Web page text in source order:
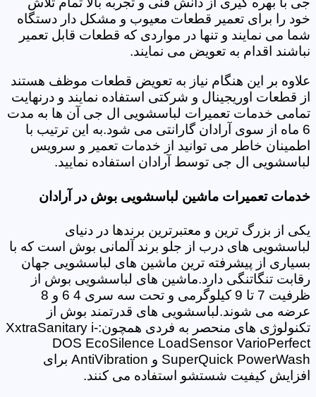
خود را برای تعمیر قطعات معیوب و مشکل دار دستگاه
شما می نمایند و تنها در مواردی که قطعات قابل تعمیر
نباشند اقدام به تعویض می نمایند.
علاوه بر این هنگام نیاز به تعویض قطعات موظف هستند
از قطعات اوریجینال و شرکتی استفاده نمایند و درنهایت
تمامی خدمات تعمیرات لباسشویی ال جی آن ها به مدت
6 ماه از سوی آرادان گارانتی می شود.به این ترتیب با
اطمینان خاطر می توانید از خدمات تعمیر و سرویس
لباسشویی ال جی توسط آرادان استفاده نمایید.
خدمات تعمیرات ماشین لباسشویی بوش در آرادان
یکی از بزرگ ترین و معتبرترین برندها در دنیای
لباسشویی های درب از جلو برند آلمانی بوش است که با
بسیاری از پیشرفته ترین ماشین های لباسشویی جهان
رقابت تنگاتنگی دارد.ماشین های لباسشویی بوش از
ظرفیت 7 تا 9 کیلوگرمی و تحت سه سری 4 6 و 8
عرضه می شوند.لباسشویی های قدرتمند بوش از
تکنولوژی های منحصر به فردی همچون:XxtraSanitary i-
DOS EcoSilence LoadSensor VarioPerfect
SuperQuick PowerWash و AntiVibration برای
افزایش کیفیت شستشو استفاده می کنند.